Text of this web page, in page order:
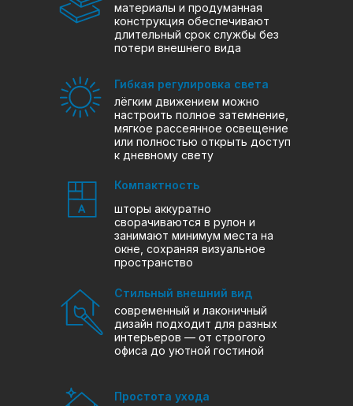
материалы и продуманная
конструкция обеспечивают
длительный срок службы без
потери внешнего вида
лёгким движением можно
настроить полное затемнение,
мягкое рассеянное освещение
или полностью открыть доступ
к дневному свету
Гибкая регулировка света
шторы аккуратно
сворачиваются в рулон и
занимают минимум места на
окне, сохраняя визуальное
пространство
Компактность
современный и лаконичный
дизайн подходит для разных
интерьеров — от строгого
офиса до уютной гостиной
Стильный внешний вид
Простота ухода